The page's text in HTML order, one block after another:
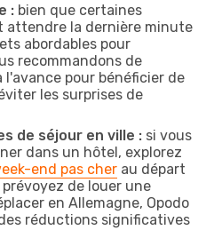
: bien que certaines
attendre la dernière minute
abordables pour
recommandons de
l'avance pour bénéficier de
les surprises de
de séjour en ville : si vous
dans un hôtel, explorez
end pas cher au départ
de louer une
en Allemagne, Opodo
réductions significatives